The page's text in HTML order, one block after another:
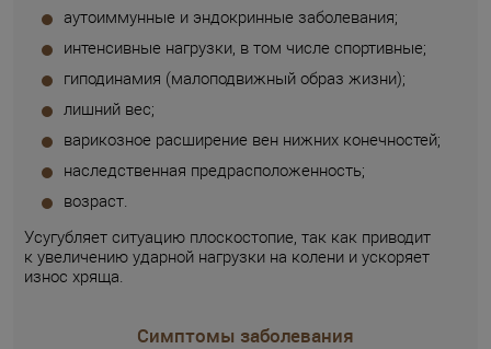
аутоиммунные и эндокринные заболевания;
интенсивные нагрузки, в том числе спортивные;
гиподинамия (малоподвижный образ жизни);
лишний вес;
варикозное расширение вен нижних конечностей;
наследственная предрасположенность;
возраст.
Усугубляет ситуацию плоскостопие, так как приводит
к увеличению ударной нагрузки на колени и ускоряет
износ хряща.
Симптомы заболевания